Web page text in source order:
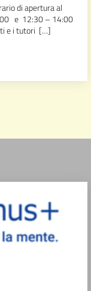
di apertura al
e 12:30 – 14:00
e i tutori […]